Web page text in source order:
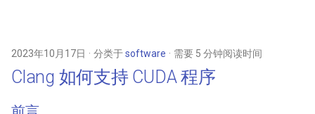
2023年10月17日 分类于software 需要 5 分钟阅读时间
Clang 如何支持 CUDA 程序